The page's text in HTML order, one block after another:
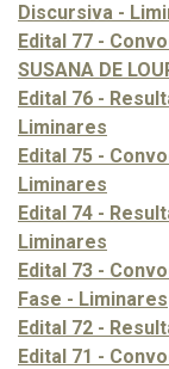
Discursiva -
Edital 77 -
SUSANA DE
Edital 76 -
Liminares
Edital 75 -
Liminares
Edital 74 -
Liminares
Edital 73 -
Fase - Liminares
Edital 72 -
Edital 71 -